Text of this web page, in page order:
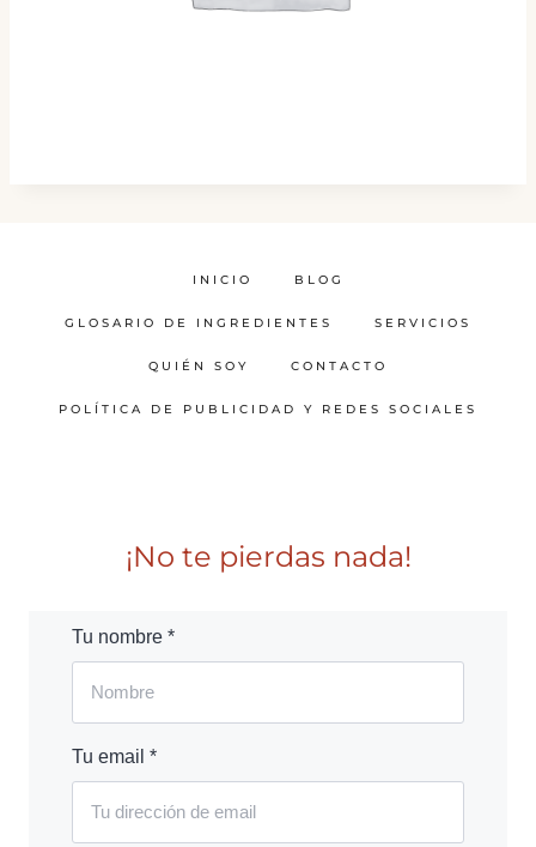
INICIO BLOG
GLOSARIO DE INGREDIENTES SERVICIOS
QUIÉN SOY CONTACTO
POLÍTICA DE PUBLICIDAD Y REDES SOCIALES
¡No te pierdas nada!
Tu nombre *
Tu email *